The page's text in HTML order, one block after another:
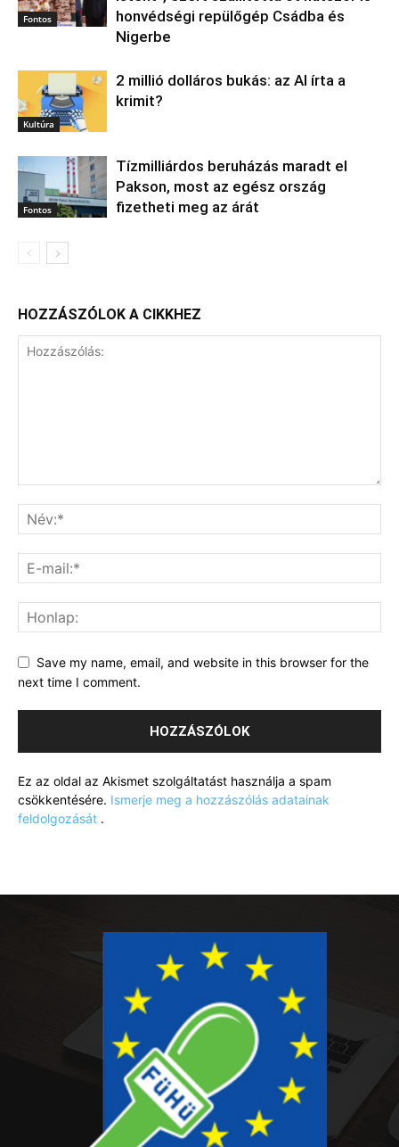
Fontos
honvédségi repülőgép Csádba és
Nigerbe
Kultúra
2 millió dolláros bukás: az AI írta a
krimit?
Fontos
Tízmilliárdos beruházás maradt el
Pakson, most az egész ország
fizetheti meg az árát
HOZZÁSZÓLOK A CIKKHEZ
Save my name, email, and website in this browser for the
next time I comment.
Ez az oldal az Akismet szolgáltatást használja a spam
csökkentésére. Ismerje meg a hozzászólás adatainak
feldolgozását .